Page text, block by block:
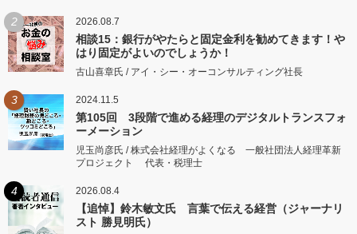
2 2026.08.7
相談15：銀行がやたらと固定金利を勧めてきます！や
はり固定がよいのでしょうか！
古山喜章氏 / アイ・シー・オーコンサルティング社長
3 2024.11.5
第105回 3段階で進める経理のデジタルトランスフォ
ーメーション
児玉尚彦氏 / 株式会社経理がよくなる 一般社団法人経理革新
プロジェクト 代表・税理士
4 2026.08.4
【追悼】鈴木敏文氏 言葉で伝える経営（ジャーナリ
スト 勝見明氏）